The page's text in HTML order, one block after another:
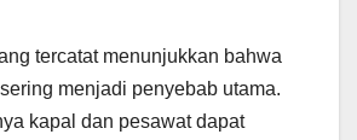
tercatat menunjukkan bahwa
menjadi penyebab utama.
kapal dan pesawat dapat